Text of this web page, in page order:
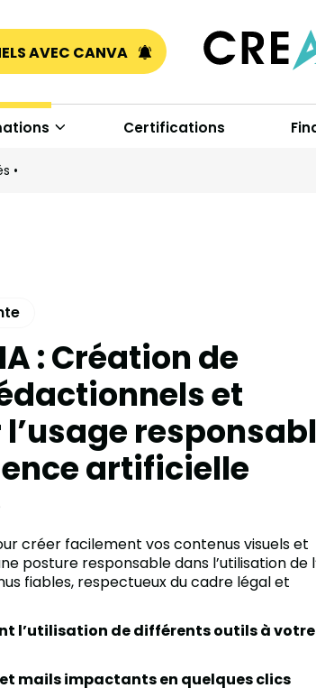
AVEC CANVA
Certifications
•
: Création de
et
artificielle
créer facilement vos contenus visuels et
posture responsable dans l’utilisation de
fiables, respectueux du cadre légal et
l’utilisation de différents outils à votre
mails impactants en quelques clics